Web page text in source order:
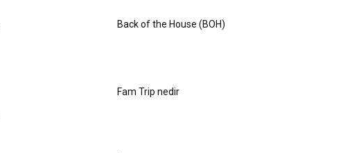
Back of the House (BOH)
Fam Trip nedir